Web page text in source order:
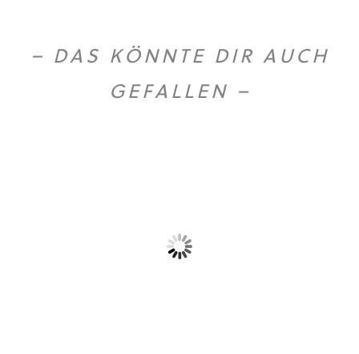
– DAS KÖNNTE DIR AUCH
GEFALLEN –